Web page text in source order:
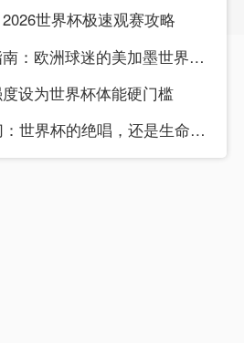
世界杯极速观赛攻略
跨时区观赛指南：欧洲球迷的美加墨世界杯“日夜颠倒攻略”
设为世界杯体能硬门槛
38岁赌上一切：世界杯的绝唱，还是生命的最后冲刺？